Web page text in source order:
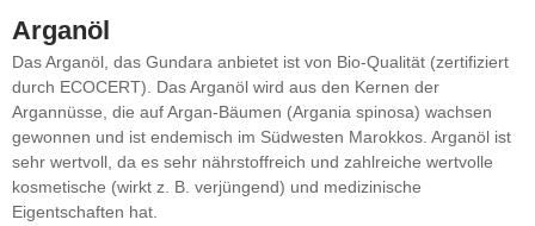
Arganöl
Das Arganöl, das Gundara anbietet ist von Bio-Qualität (zertifiziert
durch ECOCERT). Das Arganöl wird aus den Kernen der
Argannüsse, die auf Argan-Bäumen (Argania spinosa) wachsen
gewonnen und ist endemisch im Südwesten Marokkos. Arganöl ist
sehr wertvoll, da es sehr nährstoffreich und zahlreiche wertvolle
kosmetische (wirkt z. B. verjüngend) und medizinische
Eigentschaften hat.